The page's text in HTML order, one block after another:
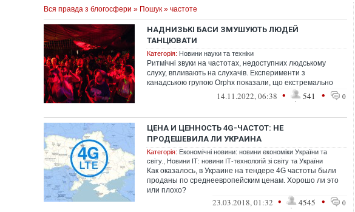
Вся правда з блогосфери » Пошук » частоте
НАДНИЗЬКІ БАСИ ЗМУШУЮТЬ ЛЮДЕЙ
ТАНЦЮВАТИ
Категорія: Новини науки та техніки
Ритмічні звуки на частотах, недоступних людському
слуху, впливають на слухачів. Експерименти з
канадською групою Orphx показали, що екстремально
14.11.2022, 06:38 • 541 • 0
ЦЕНА И ЦЕННОСТЬ 4G-ЧАСТОТ: НЕ
ПРОДЕШЕВИЛА ЛИ УКРАИНА
Категорія: Економічні новини: новини економіки України та
світу.
Новини ІТ: новини ІТ-технологій зі світу та України
Как оказалось, в Украине на тендере 4G частоты были
проданы по среднеевропейским ценам. Хорошо ли это
или плохо?
23.03.2018, 01:32 • 4545 • 0